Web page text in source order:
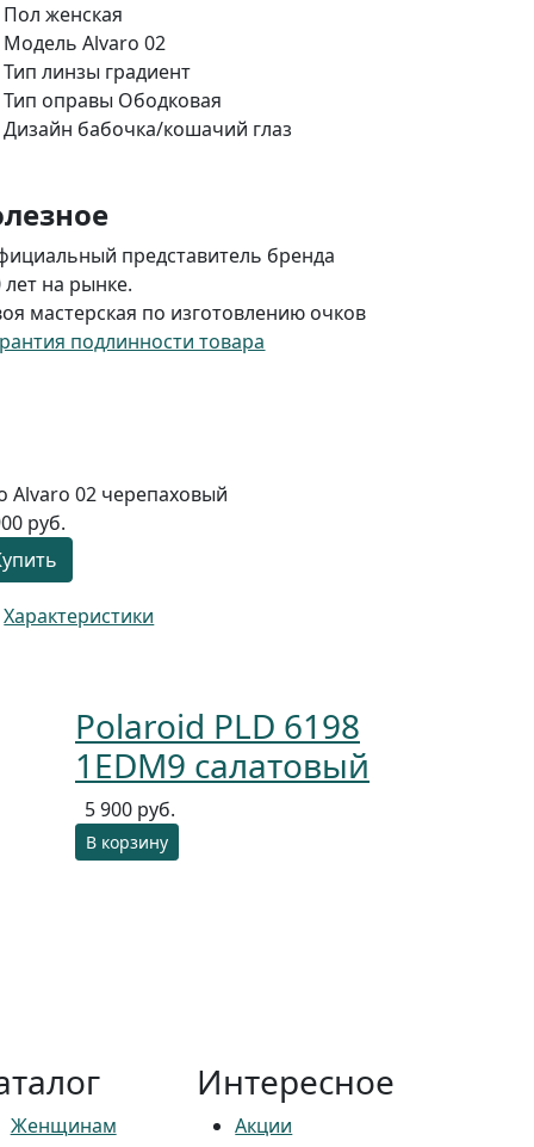
Пол женская
Модель Alvaro 02
Тип линзы градиент
Тип оправы Ободковая
Дизайн бабочка/кошачий глаз
представитель бренда
лет на рынке.
мастерская по изготовлению очков
подлинности товара
Alvaro 02 черепаховый
руб.
Характеристики
Polaroid PLD 6198
1EDM9 салатовый
5 900 руб.
В корзину
Женщинам
Интересное
Акции